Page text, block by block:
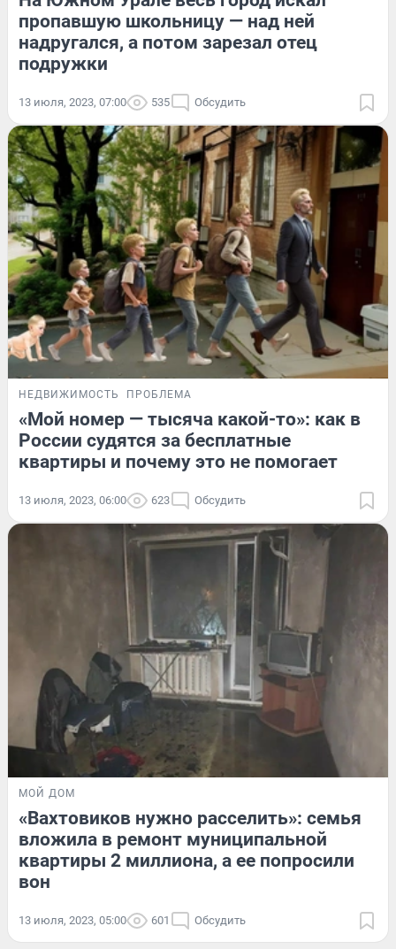
пропавшую школьницу — над ней
надругался, а потом зарезал отец
подружки
13 июля, 2023, 07:00 535 Обсудить
НЕДВИЖИМОСТЬ ПРОБЛЕМА
«Мой номер — тысяча какой-то»: как в
России судятся за бесплатные
квартиры и почему это не помогает
13 июля, 2023, 06:00 623 Обсудить
МОЙ ДОМ
«Вахтовиков нужно расселить»: семья
вложила в ремонт муниципальной
квартиры 2 миллиона, а ее попросили
вон
13 июля, 2023, 05:00 601 Обсудить